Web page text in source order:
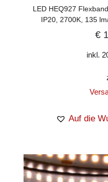
LED HEQ927
IP20, 2700K, 135
€
inkl.
Auf die